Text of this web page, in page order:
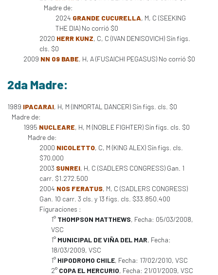
Madre de:
2024 GRANDE CUCURELLA, M, C (SEEKING
THE DIA) No corrió $0
2020 HERR KUNZ, C, C (IVAN DENISOVICH) Sin figs.
cls. $0
2009 NN 09 BABE, H, A (FUSAICHI PEGASUS) No corrió $0
2da Madre:
1989 IPACARAI, H, M (INMORTAL DANCER) Sin figs. cls. $0
Madre de:
1995 NUCLEARE, H, M (NOBLE FIGHTER) Sin figs. cls. $0
Madre de:
2000 NICOLETTO, C, M (KING ALEX) Sin figs. cls.
$70.000
2003 SUNREI, H, C (SADLERS CONGRESS) Gan. 1
carr. $1.272.500
2004 NOS FERATUS, M, C (SADLERS CONGRESS)
Gan. 10 carr. 3 cls. y 13 figs. cls. $33.850.400
Figuraciones :
1° THOMPSON MATTHEWS, Fecha: 05/03/2008,
VSC
1° MUNICIPAL DE VIÑA DEL MAR, Fecha:
18/03/2009, VSC
1° HIPODROMO CHILE, Fecha: 17/02/2010, VSC
2° COPA EL MERCURIO, Fecha: 21/01/2009, VSC